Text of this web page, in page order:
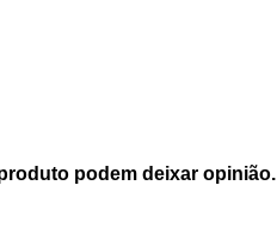
podem deixar opinião.